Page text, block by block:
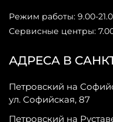
АДРЕСА В
Петровский на
ул. Софийская, 87
Петровский на
Режим работы: 9.00-
Сервисные центры: